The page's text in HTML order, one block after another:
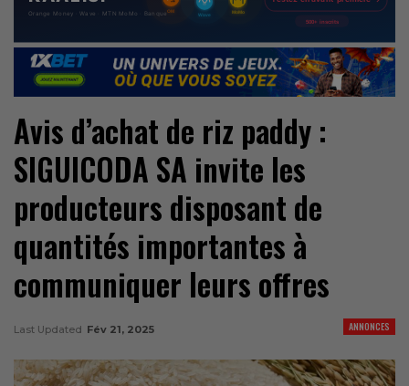
Avis d’achat de riz paddy :
SIGUICODA SA invite les
producteurs disposant de
quantités importantes à
communiquer leurs offres
ANNONCES
Last Updated Fév 21, 2025